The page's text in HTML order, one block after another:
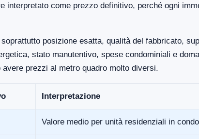
interpretato come prezzo definitivo, perché ogni
posizione esatta, qualità del fabbricato,
stato manutentivo, spese condominiali e
prezzi al metro quadro molto diversi.
Interpretazione
Valore medio per unità residenziali in